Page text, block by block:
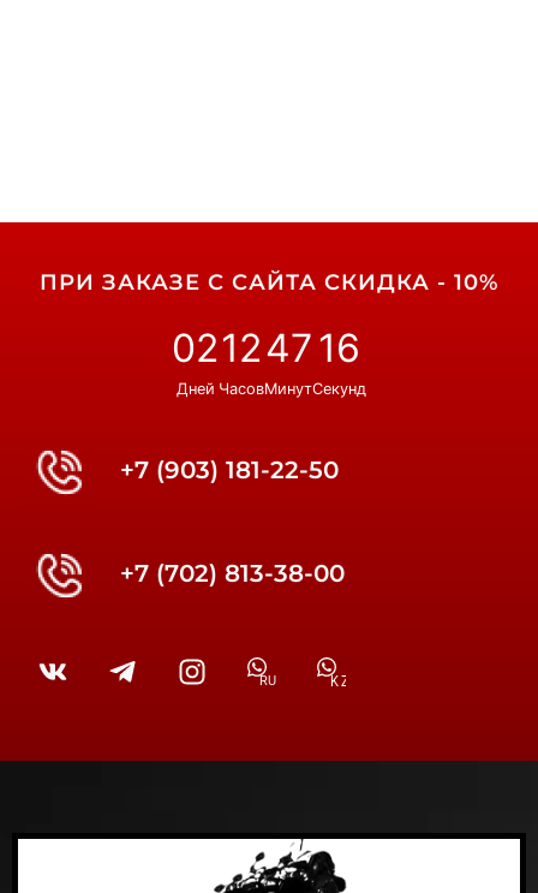
ПРИ ЗАКАЗЕ С САЙТА СКИДКА - 10%
02
Дней
12
Часов
47
Минут
15
Секунд
+7 (903) 181-22-50
+7 (702) 813-38-00
RU KZ